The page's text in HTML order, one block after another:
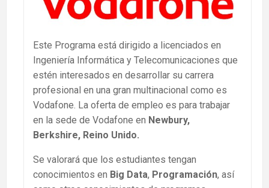
Este Programa está dirigido a licenciados en
Ingeniería Informática y Telecomunicaciones que
estén interesados en desarrollar su carrera
profesional en una gran multinacional como es
Vodafone. La oferta de empleo es para trabajar
en la sede de Vodafone en Newbury,
Berkshire, Reino Unido.
Se valorará que los estudiantes tengan
conocimientos en Big Data, Programación, así